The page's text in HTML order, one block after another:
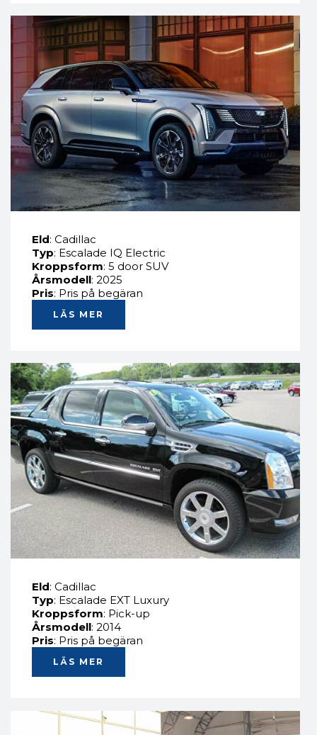
Eld: Cadillac
Typ: Escalade IQ Electric
Kroppsform: 5 door SUV
Årsmodell: 2025
Pris: Pris på begäran
LÄS MER
Eld: Cadillac
Typ: Escalade EXT Luxury
Kroppsform: Pick-up
Årsmodell: 2014
Pris: Pris på begäran
LÄS MER